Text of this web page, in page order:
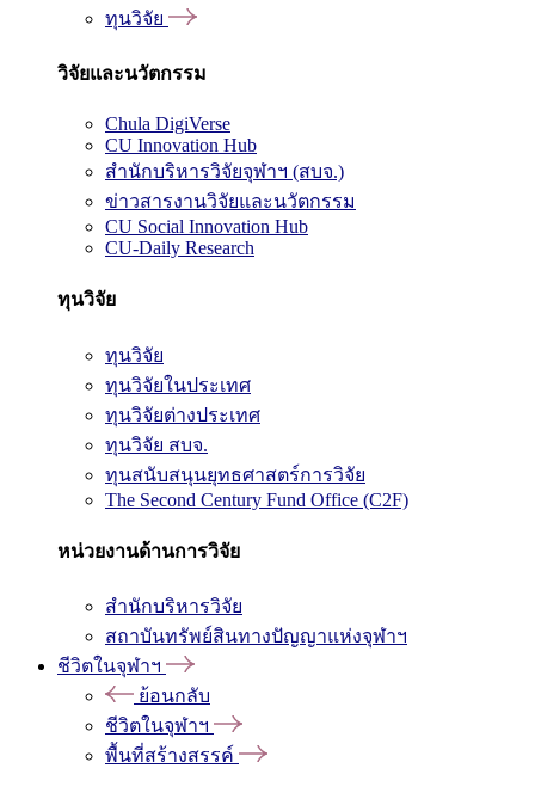
ทุนวิจัย
วิจัยและนวัตกรรม
Chula DigiVerse
CU Innovation Hub
สำนักบริหารวิจัยจุฬาฯ (สบจ.)
ข่าวสารงานวิจัยและนวัตกรรม
CU Social Innovation Hub
CU-Daily Research
ทุนวิจัย
ทุนวิจัย
ทุนวิจัยในประเทศ
ทุนวิจัยต่างประเทศ
ทุนวิจัย สบจ.
ทุนสนับสนุนยุทธศาสตร์การวิจัย
The Second Century Fund Office (C2F)
หน่วยงานด้านการวิจัย
สำนักบริหารวิจัย
สถาบันทรัพย์สินทางปัญญาแห่งจุฬาฯ
ชีวิตในจุฬาฯ
ย้อนกลับ
ชีวิตในจุฬาฯ
พื้นที่สร้างสรรค์